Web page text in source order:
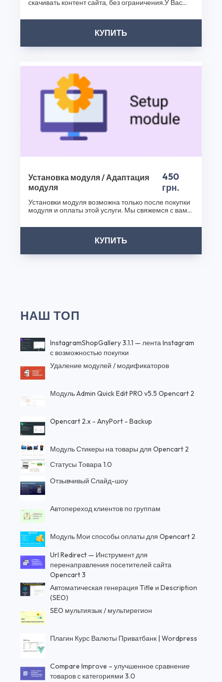
разработаны опытной командой профессионалов, что
вашего интернет-магазина с помощью Иконки
Страницы Учетной Записи Клиента и других наших
уже сегодня и сделайте ваш бизнес еще успешнее!
Спасибо, что выбрали CS50!
скачивать контент сайта, без ограничения.У Вас
КУПИТЬ
Установка модуля / Адаптация
модуля
450
грн.
Установки модуля возможна только после покупки
модуля и оплаты этой услуги. Мы свяжемся с вами
КУПИТЬ
НАШ ТОП
InstagramShopGallery 3.1.1 — лента Instagram
с возможностью покупки
Удаление модулей / модификаторов
Модуль Admin Quick Edit PRO v5.5 Opencart 2
Opencart 2.x - AnyPort - Backup
Модуль Стикеры на товары для Opencart 2
Статусы Товара 1.0
Отзывчивый Слайд-шоу
Автопереход клиентов по группам
Модуль Мои способы оплаты для Opencart 2
Url Redirect — Инструмент для
перенаправления посетителей сайта
Opencart 3
Автоматическая генерация Title и Description
(SEO)
SEO мультиязык / мультирегион
Плагин Курс Валюты Приватбанк | Wordpress
Compare Improve – улучшенное сравнение
товаров с категориями 3.0